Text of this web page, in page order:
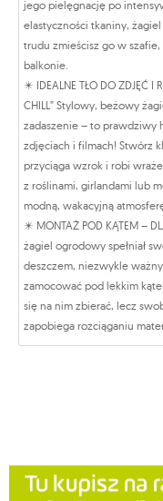
jego pielęgnację po
elastyczności tkaniny,
trudu zmieścisz go w
balkonie.
✴️ IDEALNE TŁO DO ZDJĘĆ I
CHILL” Stylowy, beżowy
zadaszenie – to prawdziwy
zdjęciach i filmach! Stwórz
przyciąga wzrok i robi
z roślinami, girlandami lub
modną, wakacyjną
✴️ MONTAŻ POD KĄTEM –
żagiel ogrodowy spełniał
deszczem, niezwykle
zamocować pod lekkim
się na nim zbierać, lecz
zapobiega rozciąganiu